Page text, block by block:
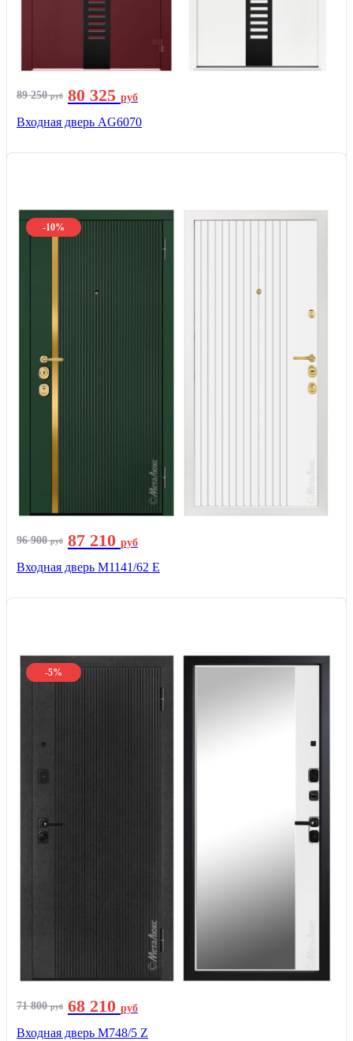
89 250руб 80 325 руб
Входная дверь AG6070
-10%
96 900руб 87 210 руб
Входная дверь М1141/62 Е
-5%
71 800руб 68 210 руб
Входная дверь М748/5 Z